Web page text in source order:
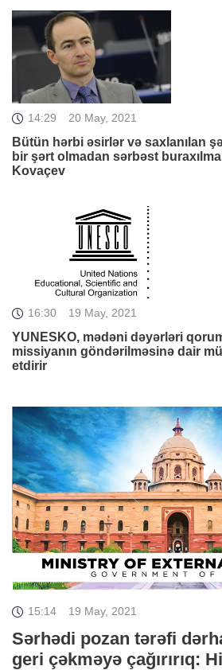
14:29 20 May, 2021
Bütün hərbi əsirlər və saxlanılan
bir şərt olmadan sərbəst
Kovaçev
16:30 19 May, 2021
YUNESKO, mədəni dəyərləri
missiyanın göndərilməsinə dair
etdirir
15:14 19 May, 2021
Sərhədi pozan tərəfi
geri çəkməyə çağırırıq: